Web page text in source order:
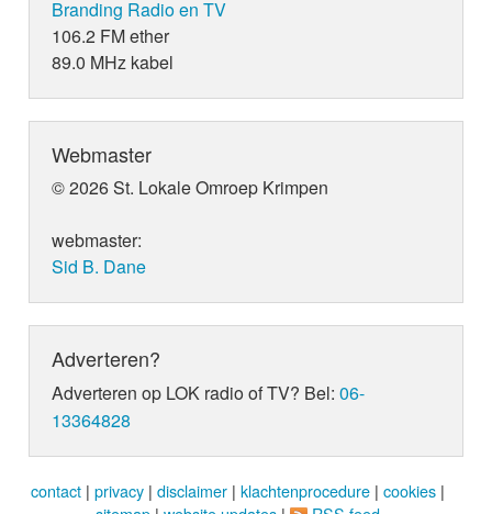
Branding Radio en TV
106.2 FM ether
89.0 MHz kabel
Webmaster
© 2026 St. Lokale Omroep Krimpen
webmaster:
Sid B. Dane
Adverteren?
Adverteren op LOK radio of TV? Bel:06-
13364828
contact | privacy | disclaimer | klachtenprocedure | cookies |